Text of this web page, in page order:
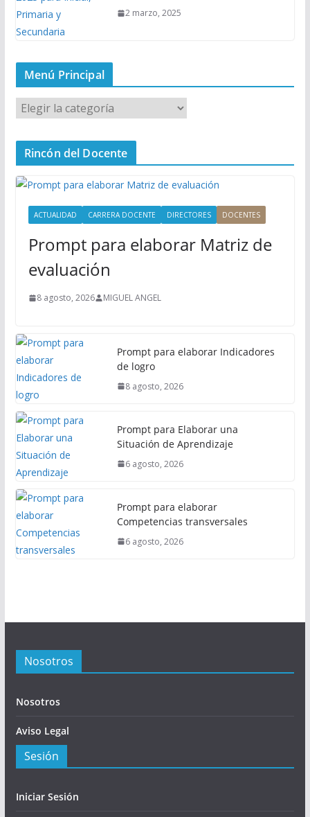
2 marzo, 2025
Menú Principal
M
e
n
P
Rincón del Docente
ACTUALIDAD CARRERA DOCENTE DIRECTORES DOCENTES
Prompt para elaborar Matriz de
evaluación
8 agosto, 2026 MIGUEL ANGEL
Prompt para elaborar Indicadores
de logro
8 agosto, 2026
Prompt para Elaborar una
Situación de Aprendizaje
6 agosto, 2026
Prompt para elaborar
Competencias transversales
6 agosto, 2026
Nosotros
Nosotros
Aviso Legal
Sesión
Iniciar Sesión